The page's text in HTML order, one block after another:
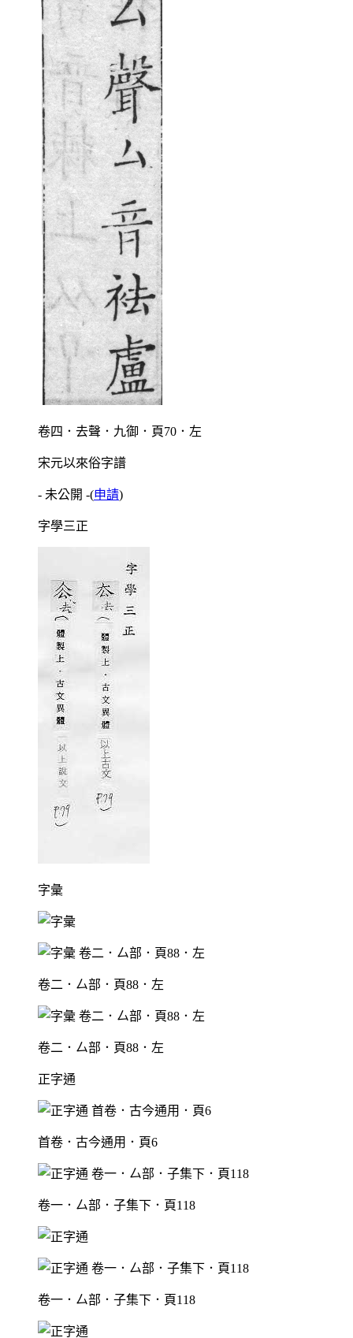
卷四．去聲．九御．頁70．左
宋元以來俗字譜
- 未公開 -(申請)
字學三正
字彙
卷二．厶部．頁88．左
卷二．厶部．頁88．左
正字通
首卷．古今通用．頁6
卷一．厶部．子集下．頁118
卷一．厶部．子集下．頁118